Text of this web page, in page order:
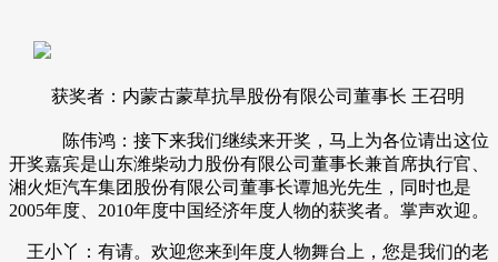
获奖者：内蒙古蒙草抗旱股份有限公司董事长 王召明
陈伟鸿：接下来我们继续来开奖，马上为各位请出这位
开奖嘉宾是山东潍柴动力股份有限公司董事长兼首席执行官、
湘火炬汽车集团股份有限公司董事长谭旭光先生，同时也是
2005年度、2010年度中国经济年度人物的获奖者。掌声欢迎。
王小丫：有请。欢迎您来到年度人物舞台上，您是我们的老